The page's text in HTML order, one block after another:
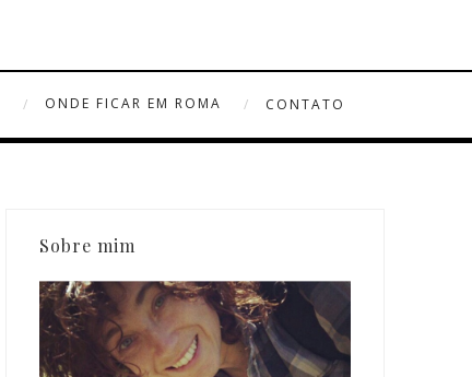
ONDE FICAR EM ROMA CONTATO
Sobre mim